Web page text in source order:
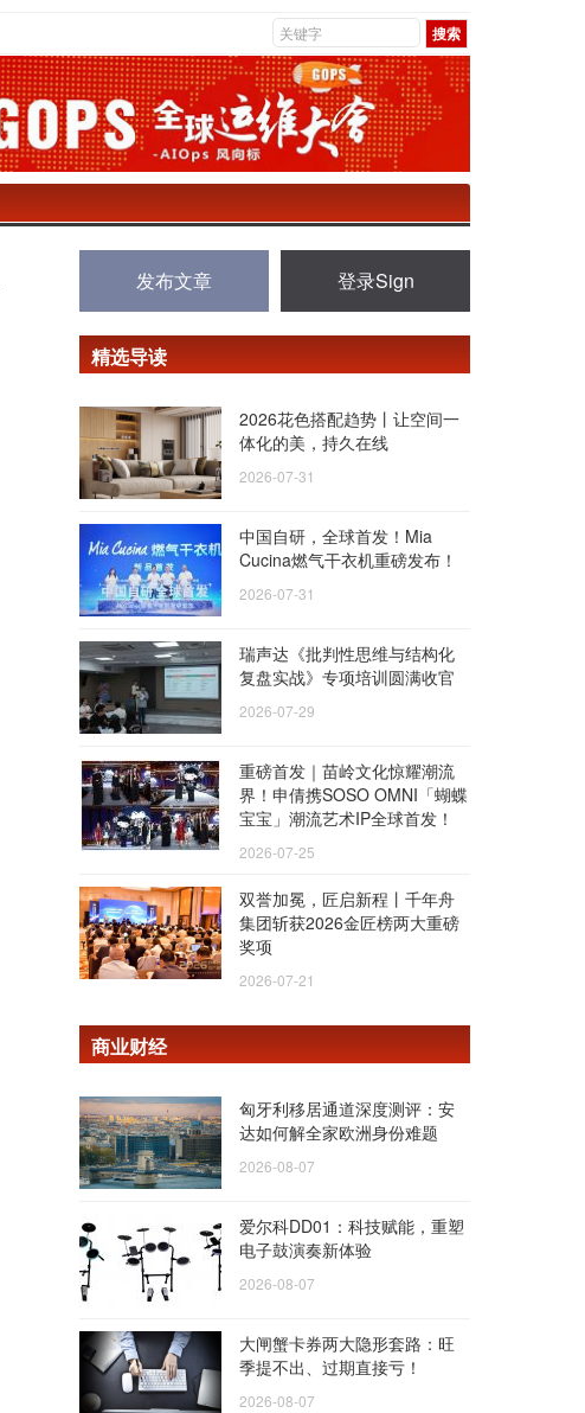
发布文章 登录Sign
精选导读
2026花色搭配趋势丨让空间一
体化的美，持久在线
2026-07-31
中国自研，全球首发！Mia
Cucina燃气干衣机重磅发布！
2026-07-31
瑞声达《批判性思维与结构化
复盘实战》专项培训圆满收官
2026-07-29
重磅首发｜苗岭文化惊耀潮流
界！申倩携SOSO OMNI「蝴蝶
宝宝」潮流艺术IP全球首发！
2026-07-25
双誉加冕，匠启新程丨千年舟
集团斩获2026金匠榜两大重磅
奖项
2026-07-21
商业财经
匈牙利移居通道深度测评：安
达如何解全家欧洲身份难题
2026-08-07
爱尔科DD01：科技赋能，重塑
电子鼓演奏新体验
2026-08-07
大闸蟹卡券两大隐形套路：旺
季提不出、过期直接亏！
2026-08-07